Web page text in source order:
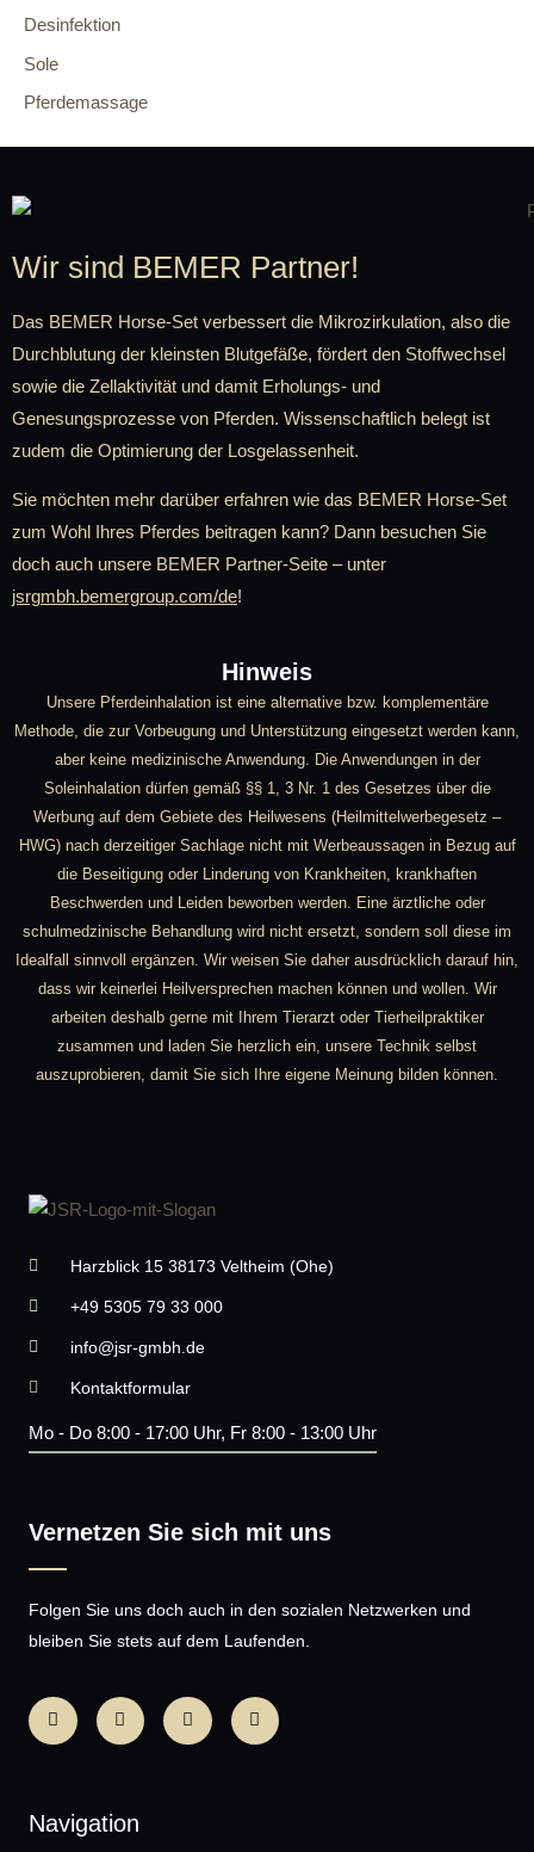
Desinfektion
Sole
Pferdemassage
Wir sind BEMER Partner!
Das BEMER Horse-Set verbessert die Mikrozirkulation, also die
Durchblutung der kleinsten Blutgefäße, fördert den Stoffwechsel
sowie die Zellaktivität und damit Erholungs- und
Genesungsprozesse von Pferden. Wissenschaftlich belegt ist
zudem die Optimierung der Losgelassenheit.
Sie möchten mehr darüber erfahren wie das BEMER Horse-Set
zum Wohl Ihres Pferdes beitragen kann? Dann besuchen Sie
doch auch unsere BEMER Partner-Seite – unter
jsrgmbh.bemergroup.com/de!
Hinweis
Unsere Pferdeinhalation ist eine alternative bzw. komplementäre
Methode, die zur Vorbeugung und Unterstützung eingesetzt werden kann,
aber keine medizinische Anwendung. Die Anwendungen in der
Soleinhalation dürfen gemäß §§ 1, 3 Nr. 1 des Gesetzes über die
Werbung auf dem Gebiete des Heilwesens (Heilmittelwerbegesetz –
HWG) nach derzeitiger Sachlage nicht mit Werbeaussagen in Bezug auf
die Beseitigung oder Linderung von Krankheiten, krankhaften
Beschwerden und Leiden beworben werden. Eine ärztliche oder
schulmedzinische Behandlung wird nicht ersetzt, sondern soll diese im
Idealfall sinnvoll ergänzen. Wir weisen Sie daher ausdrücklich darauf hin,
dass wir keinerlei Heilversprechen machen können und wollen. Wir
arbeiten deshalb gerne mit Ihrem Tierarzt oder Tierheilpraktiker
zusammen und laden Sie herzlich ein, unsere Technik selbst
auszuprobieren, damit Sie sich Ihre eigene Meinung bilden können.
Harzblick 15 38173 Veltheim (Ohe)
+49 5305 79 33 000
info@jsr-gmbh.de
Kontaktformular
Mo - Do 8:00 - 17:00 Uhr, Fr 8:00 - 13:00 Uhr
Vernetzen Sie sich mit uns
Folgen Sie uns doch auch in den sozialen Netzwerken und
bleiben Sie stets auf dem Laufenden.
Navigation